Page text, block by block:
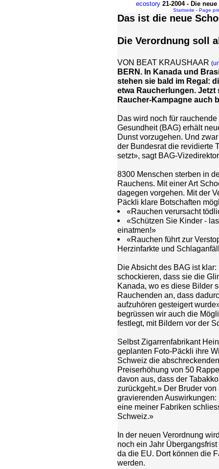
ecostory 21-2004 - Die
Startseite - Page
Das ist die neue
Die Verordnung soll
VON BEAT KRAUSHAAR (
BERN. In Kanada und
stehen sie bald im Regal:
etwa Raucherlungen.
Raucher-Kampagne auch
Das wird noch für
Gesundheit (BAG) erhält
Dunst vorzugehen. Und
der Bundesrat die revidierte
setzt», sagt BAG-
8300 Menschen sterben in
Rauchens. Mit einer Art
dagegen vorgehen. Mit der
Päckli klare Botschaften
«Rauchen verursacht
«Schützen Sie Kinder -
einatmen!»
«Rauchen führt zur
Herzinfarkte und
Die Absicht des BAG ist
schockieren, dass sie die
Kanada, wo es diese Bilder
Rauchenden an, dass
aufzuhören gesteigert
begrüssen wir auch die
festlegt, mit Bildern vor der
Selbst Zigarrenfabrikant
geplanten Foto-Päckli ihre
Schweiz die
Preiserhöhung von 50
davon aus, dass der
zurückgeht.» Der Bruder
gravierenden
eine meiner Fabriken
Schweiz.»
In der neuen Verordnung
noch ein Jahr
da die EU. Dort können die
werden.